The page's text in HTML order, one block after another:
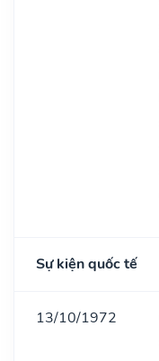
Sự kiện quốc tế
13/10/1972